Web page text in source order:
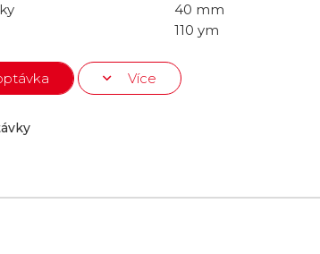
40 mm
110 ym
Více